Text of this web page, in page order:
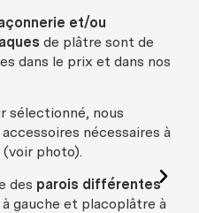
et/ou
de plâtre sont de
dans le prix et dans nos
sélectionné, nous
accessoires nécessaires à
photo).
des parois différentes
gauche et placoplâtre à